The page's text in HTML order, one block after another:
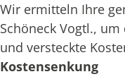
Wir ermitteln Ihre
Schöneck Vogtl.,
und versteckte
Kostensenkung